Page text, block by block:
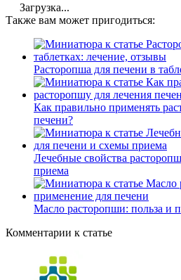
Загрузка...
Также вам может пригодиться:
Расторопша для печени в
Как правильно применять
печени?
Лечебные свойства
приема
Масло расторопши: польза и
Комментарии к статье